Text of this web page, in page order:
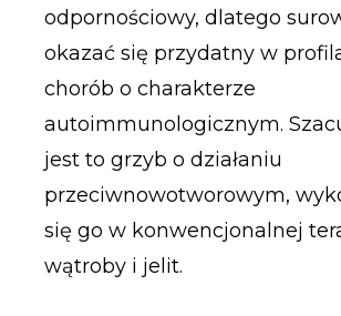
odpornościowy, dlatego
okazać się przydatny w
chorób o charakterze
autoimmunologicznym.
jest to grzyb o działaniu
przeciwnowotworowym,
się go w konwencjonalnej
wątroby i jelit.